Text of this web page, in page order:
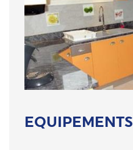
EQUIPEMENTS